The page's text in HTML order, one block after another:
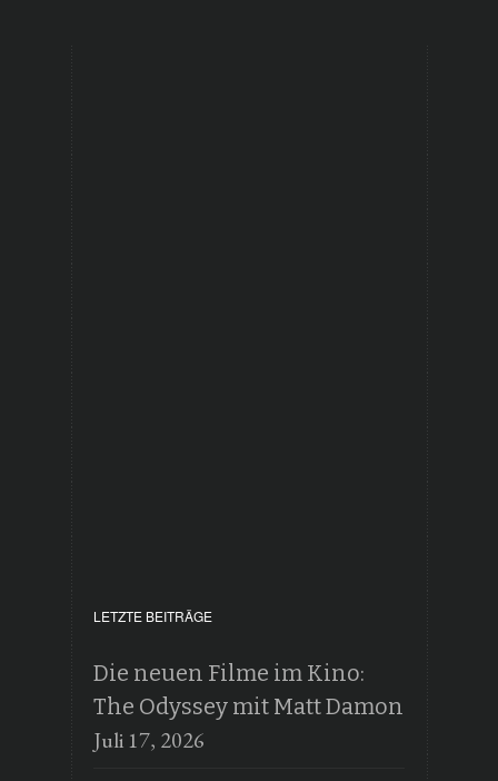
LETZTE BEITRÄGE
Die neuen Filme im Kino:
The Odyssey mit Matt Damon
Juli 17, 2026